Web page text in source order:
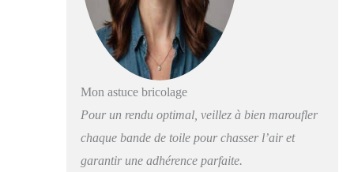
Mon astuce bricolage
Pour un rendu optimal, veillez à bien maroufler
chaque bande de toile pour chasser l’air et
garantir une adhérence parfaite.